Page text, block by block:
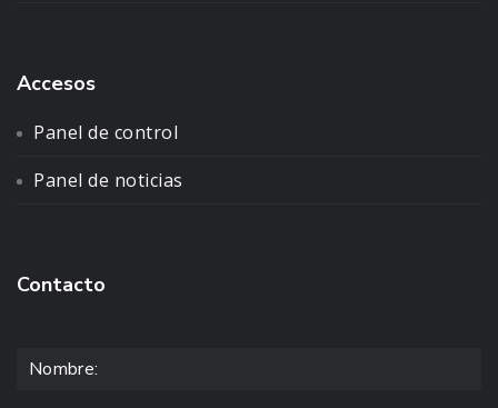
Accesos
Panel de control
Panel de noticias
Contacto